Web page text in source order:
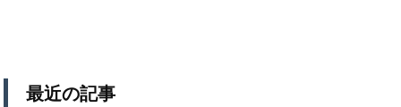
最近の記事